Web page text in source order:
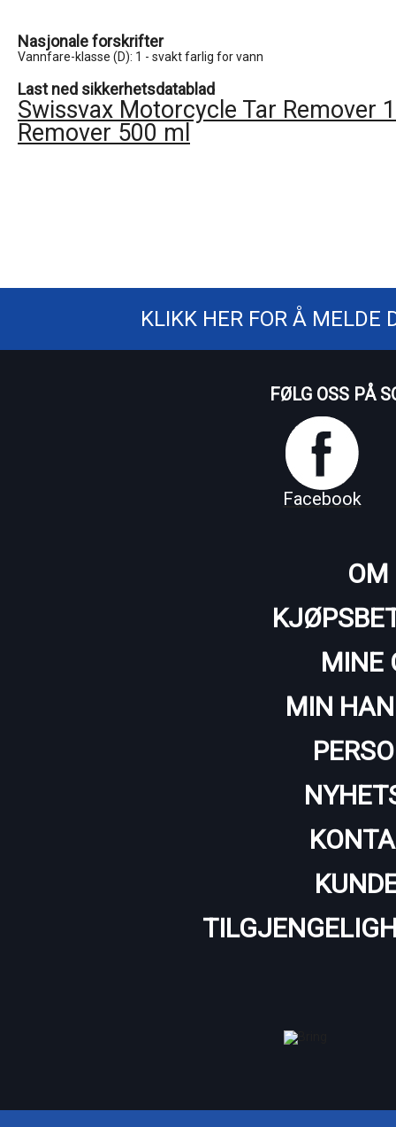
Nasjonale forskrifter
Vannfare-klasse (D): 1 - svakt farlig for vann
Last ned sikkerhetsdatablad
Swissvax Motorcycle Tar Remover
Remover 500 ml
KLIKK HER FOR Å MELDE
FØLG OSS PÅ
Facebook
OM
MINE
MIN